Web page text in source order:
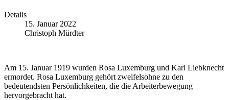
Details
15. Januar 2022
Christoph Mürdter
Am 15. Januar 1919 wurden Rosa Luxemburg und Karl Liebknecht
ermordet. Rosa Luxemburg gehört zweifelsohne zu den
bedeutendsten Persönlichkeiten, die die Arbeiterbewegung
hervorgebracht hat.